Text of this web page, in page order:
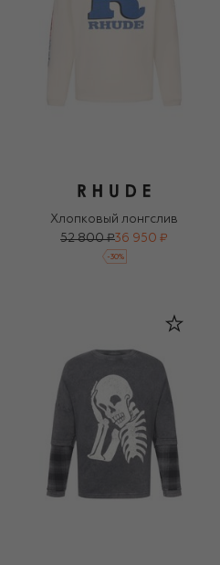
Хлопковый лонгслив
52 800 ₽36 950 ₽
-30%